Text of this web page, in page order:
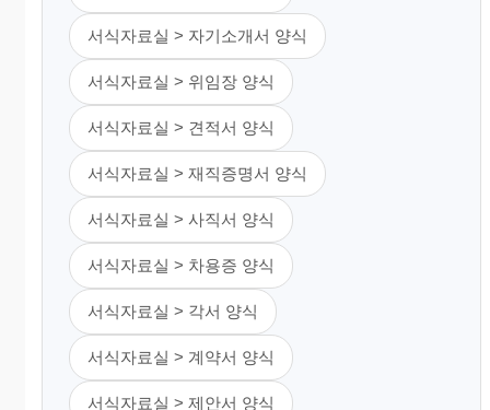
서식자료실 > 자기소개서 양식
서식자료실 > 위임장 양식
서식자료실 > 견적서 양식
서식자료실 > 재직증명서 양식
서식자료실 > 사직서 양식
서식자료실 > 차용증 양식
서식자료실 > 각서 양식
서식자료실 > 계약서 양식
서식자료실 > 제안서 양식